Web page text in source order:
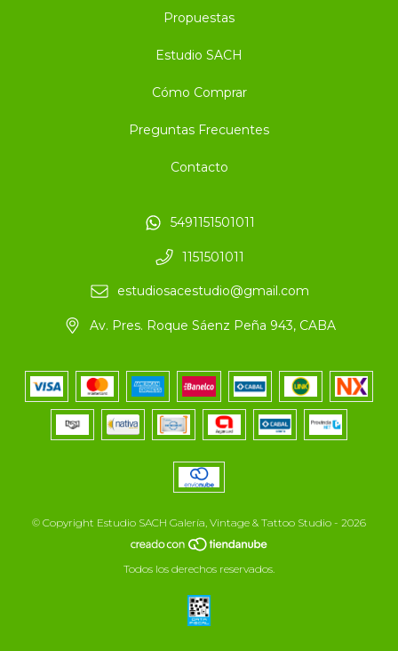
Propuestas
Estudio SACH
Cómo Comprar
Preguntas Frecuentes
Contacto
5491151501011
1151501011
estudiosacestudio@gmail.com
Av. Pres. Roque Sáenz Peña 943, CABA
© Copyright Estudio SACH Galería, Vintage & Tattoo Studio - 2026
Todos los derechos reservados.